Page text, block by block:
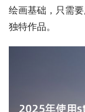
绘画基础，只需
独特作品。